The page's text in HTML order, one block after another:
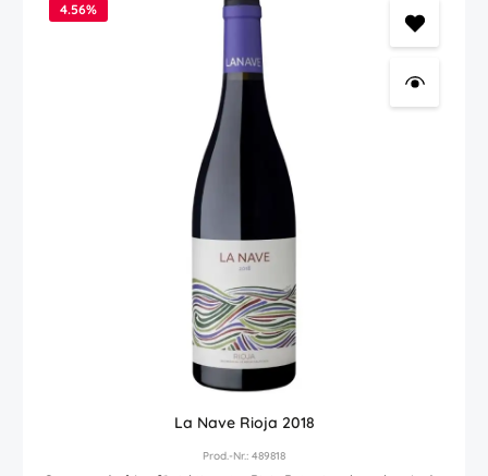
4.56%
La Nave Rioja 2018
Prod.-Nr.: 489818